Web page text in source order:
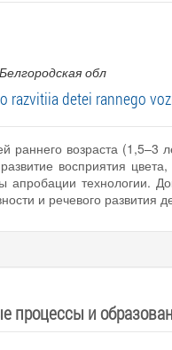
обл
razvitiia detei rannego
раннего возраста
восприятия
апробации технологии.
и речевого развития
процессы и